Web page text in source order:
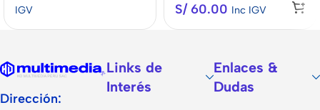
IGV
S/60.00 Inc IGV
Dirección:
Links de
Interés
Enlaces &
Dudas